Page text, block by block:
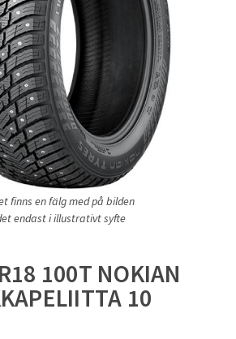
finns en fälg med på bilden
endast i illustrativt syfte
100T NOKIAN
10